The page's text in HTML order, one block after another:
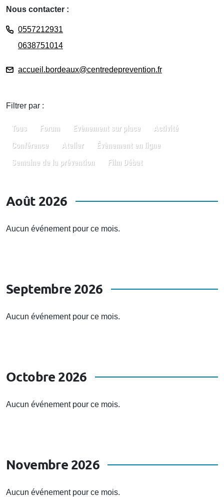
Nous contacter :
0557212931
0638751014
accueil.bordeaux@centredeprevention.fr
Filtrer par :
Tous Forum Evènement sur place
Activité
Conférence
Atelier
Évènement en ligne
Semaine de la prévention
Film Débat
Août 2026
Aucun événement pour ce mois.
Septembre 2026
Aucun événement pour ce mois.
Octobre 2026
Aucun événement pour ce mois.
Novembre 2026
Aucun événement pour ce mois.